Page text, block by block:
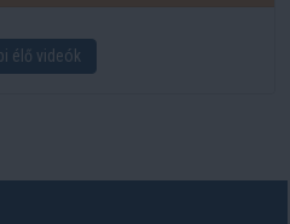
élő videók